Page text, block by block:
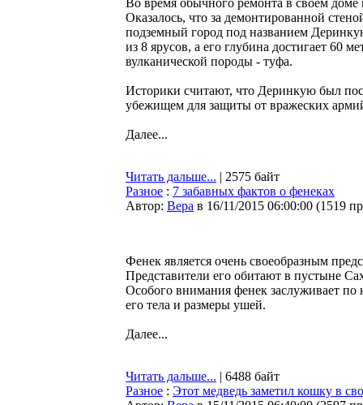
Во время обычного ремонта в своем доме
Оказалось, что за демонтированной
подземный город под названием
из 8 ярусов, а его глубина достигает 60
вулканической породы - туфа.
Историки считают, что Деринкую был
убежищем для защиты от вражеских
Далее...
Читать дальше... | 2575 байт
Разное : 7 забавных фактов о фенеках
Автор: Bepa в 16/11/2015 06:00:00 (1519
Фенек является очень своеобразным
Представители его обитают в пустыне
Особого внимания фенек заслуживает
его тела и размеры ушей.
Далее...
Читать дальше... | 6488 байт
Разное : Этот медведь заметил кошку в